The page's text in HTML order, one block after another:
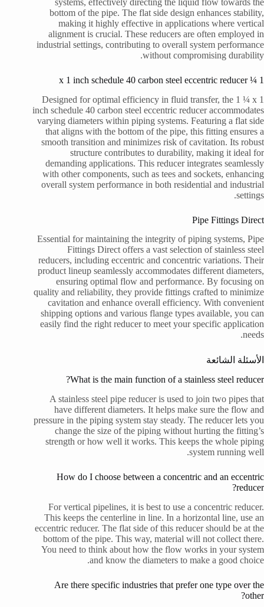
bottom of the pipe. The flat side design enhances stability,
making it highly effective in applications where vertical
alignment is crucial. These reducers are often employed in
industrial settings, contributing to overall system performance
without compromising durability.
1 ¼ x 1 inch schedule 40 carbon steel eccentric reducer
Designed for optimal efficiency in fluid transfer, the 1 ¼ x 1
inch schedule 40 carbon steel eccentric reducer accommodates
varying diameters within piping systems. Featuring a flat side
that aligns with the bottom of the pipe, this fitting ensures a
smooth transition and minimizes risk of cavitation. Its robust
structure contributes to durability, making it ideal for
demanding applications. This reducer integrates seamlessly
with other components, such as tees and sockets, enhancing
overall system performance in both residential and industrial
settings.
Pipe Fittings Direct
Essential for maintaining the integrity of piping systems, Pipe
Fittings Direct offers a vast selection of stainless steel
reducers, including eccentric and concentric variations. Their
product lineup seamlessly accommodates different diameters,
ensuring optimal flow and performance. By focusing on
quality and reliability, they provide fittings crafted to minimize
cavitation and enhance overall efficiency. With convenient
shipping options and various flange types available, you can
easily find the right reducer to meet your specific application
needs.
الأسئلة الشائعة
What is the main function of a stainless steel reducer?
A stainless steel pipe reducer is used to join two pipes that
have different diameters. It helps make sure the flow and
pressure in the piping system stay steady. The reducer lets you
change the size of the piping without hurting the fitting’s
strength or how well it works. This keeps the whole piping
system running well.
How do I choose between a concentric and an eccentric
reducer?
For vertical pipelines, it is best to use a concentric reducer.
This keeps the centerline in line. In a horizontal line, use an
eccentric reducer. The flat side of this reducer should be at the
bottom of the pipe. This way, material will not collect there.
You need to think about how the flow works in your system
and know the diameters to make a good choice.
Are there specific industries that prefer one type over the
other?